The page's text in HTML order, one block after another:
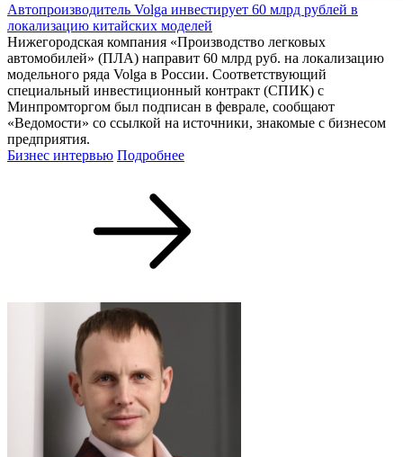
Автопроизводитель Volga инвестирует 60 млрд рублей в
локализацию китайских моделей
Нижегородская компания «Производство легковых
автомобилей» (ПЛА) направит 60 млрд руб. на локализацию
модельного ряда Volga в России. Соответствующий
специальный инвестиционный контракт (СПИК) с
Минпромторгом был подписан в феврале, сообщают
«Ведомости» со ссылкой на источники, знакомые с бизнесом
предприятия.
Бизнес интервью Подробнее